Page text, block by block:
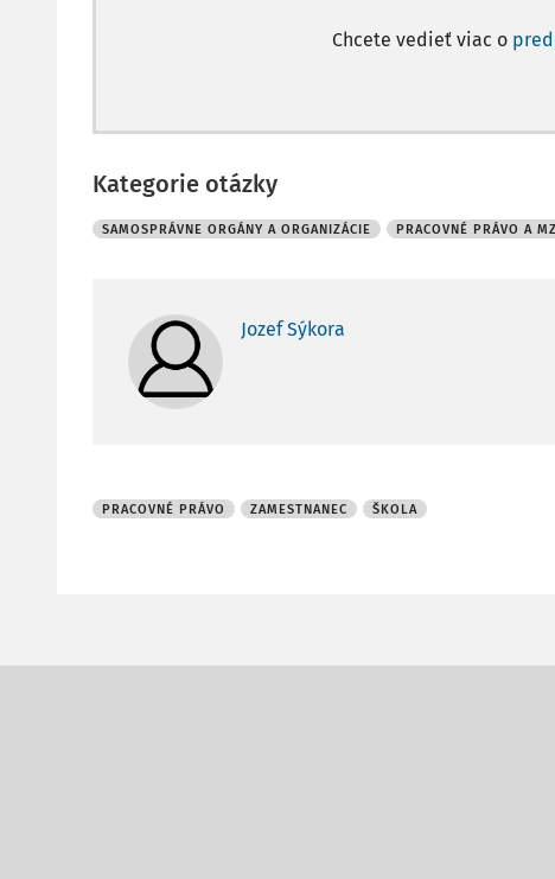
Chcete vedieť viac o
Kategorie otázky
SAMOSPRÁVNE ORGÁNY A ORGANIZÁCIE PRACOVNÉ PRÁVO A
Jozef Sýkora
PRACOVNÉ PRÁVO ZAMESTNANEC ŠKOLA